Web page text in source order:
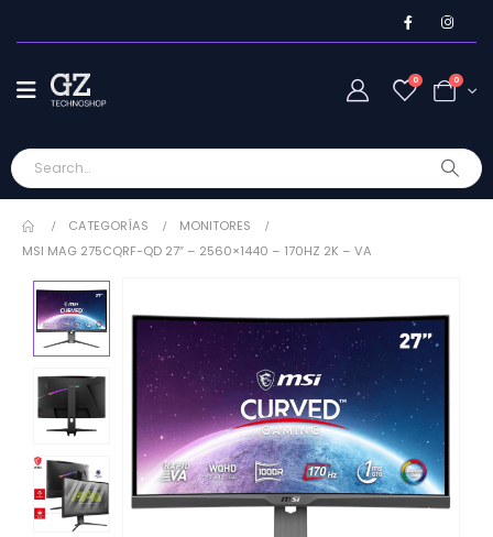
0 0
CATEGORÍAS
MONITORES
MSI MAG 275CQRF-QD 27″ – 2560×1440 – 170HZ 2K – VA